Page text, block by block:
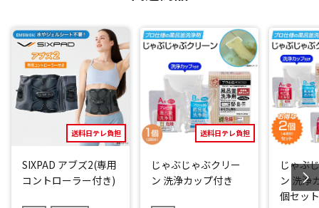
っています。
熱伝導率の高い素材を使用しているため、食材に熱が均一に
伝わり、グリルを使わずにふっくらキレイに焼き上がりま
す。熱伝導に優れこびりつきにくいので、少ない油で調理で
きるのも嬉しいポイント！
ステーキなどの大きな肉も２枚同時に調理できる、使い勝手
のいい25cmのサイズです。
外はパリパリ、中はジューシーに仕上げる「フライパンプ
レス」
送料日テレ負担
SIXPAD アブズ2(専用
コントローラー付き)
送料日テレ負担
じゃぶじゃぶクリー
ン 洗浄カップ付き
じゃぶ
ン 洗浄
個セット